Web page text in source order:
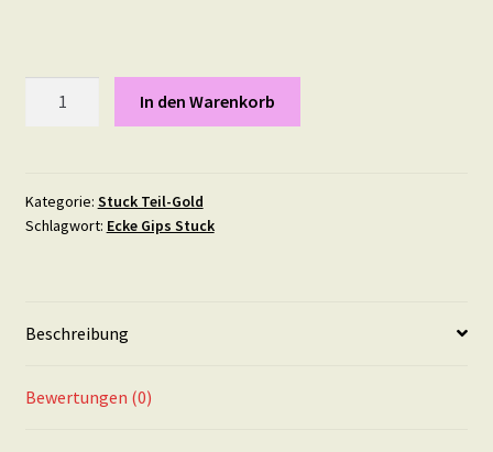
Maße:
pro
13
in
In den Warenkorb
Kategorie: Stuck Teil-Gold
Schlagwort: Ecke Gips Stuck
Beschreibung
Bewertungen (0)